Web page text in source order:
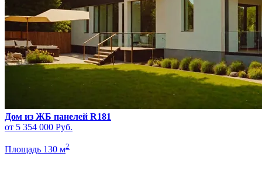
Дом из ЖБ панелей R181
от 5 354 000 Руб.
Площадь 130 м2